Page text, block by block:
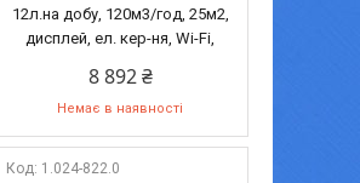
12л.на добу, 120м3/год, 25м2,
дисплей, ел. кер-ня, Wi-Fi,
8 892 ₴
Немає в наявності
1.024-822.0